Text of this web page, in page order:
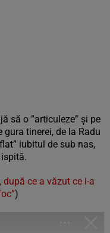
să o ”articuleze” și pe
tinerei, de la Radu
iubitul de sub nas,
ce a văzut ce i-a
)